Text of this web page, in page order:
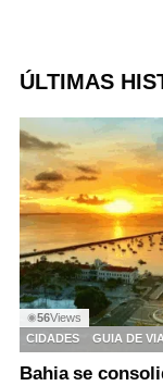
ÚLTIMAS
◉56Views
CIDADES
GUIA DE
Bahia se